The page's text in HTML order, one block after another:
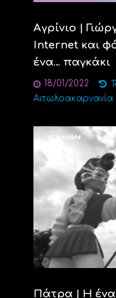
Αγρίνιο |
Internet και
ένα… παγκάκι
18/01/2022
Αιτωλοακαρνανία
Πάτρα | Η